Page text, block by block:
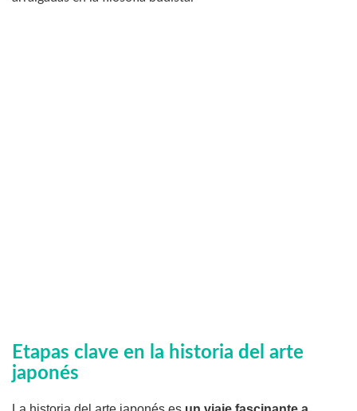
Etapas clave en la historia del arte
japonés